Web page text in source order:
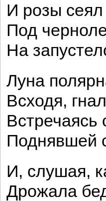
И розы сеял
Под
На
Луна
Всходя,
Поднявшей
И, слушая,
Дрожала